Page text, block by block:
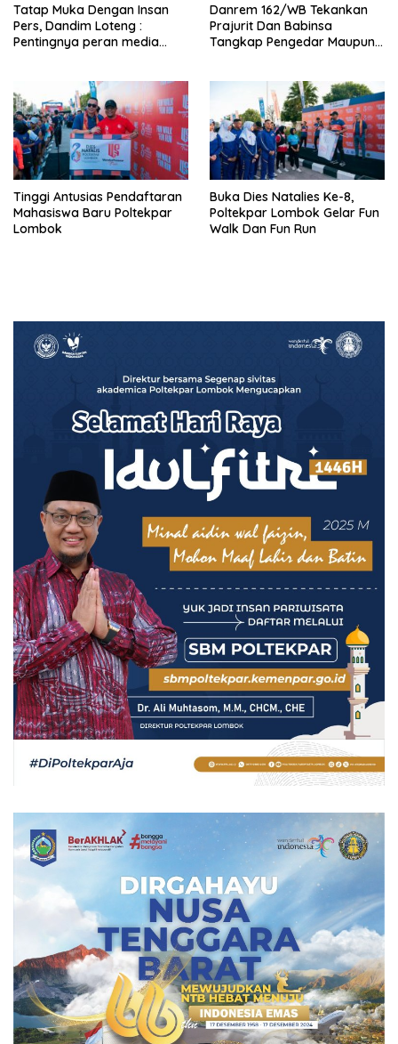
Tatap Muka Dengan Insan
Pers, Dandim Loteng :
Pentingnya peran media
obyektif
Danrem 162/WB Tekankan
Prajurit Dan Babinsa
Tangkap Pengedar Maupun
Tinggi Antusias Pendaftaran
Mahasiswa Baru Poltekpar
Lombok
Buka Dies Natalies Ke-8,
Poltekpar Lombok Gelar Fun
Walk Dan Fun Run